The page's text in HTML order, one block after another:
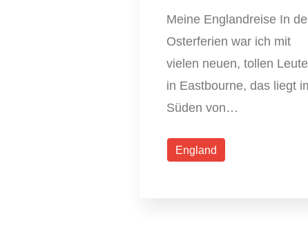
Meine Englandreise In
Osterferien war ich mit
vielen neuen, tollen
in Eastbourne, das liegt
Süden von…
England